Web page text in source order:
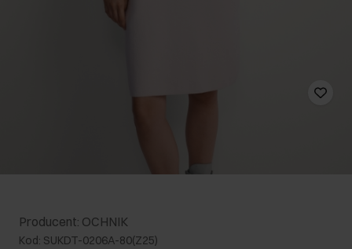
Producent: OCHNIK
Kod: SUKDT-0206A-80(Z25)